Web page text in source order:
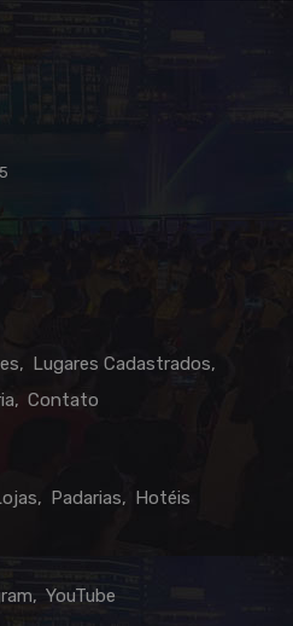
Lugares Cadastrados
Contato
Padarias Hotéis
YouTube